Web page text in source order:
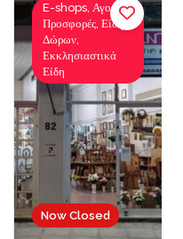
Now Closed
E-shops, Αγορές-
Προσφορές, Είδη
Δώρων,
Εκκλησιαστικά
Είδη